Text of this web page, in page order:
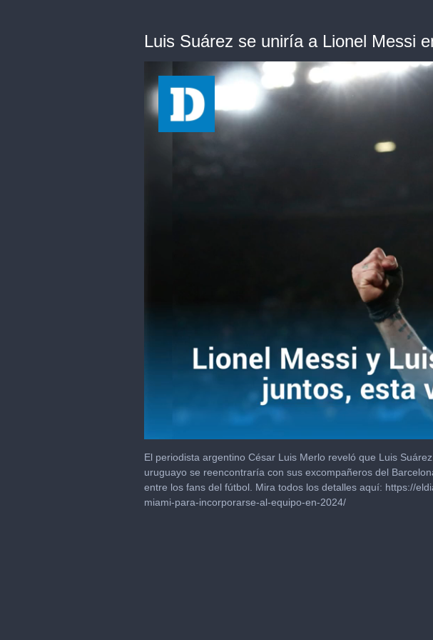
Luis Suárez se uniría a Lionel Messi
of
minute,
32
secondsVolume
El periodista argentino César Luis Merlo reveló que Luis
uruguayo se reencontraría con sus excompañeros del
entre los fans del fútbol. Mira todos los detalles aquí: https://
miami-para-incorporarse-al-equipo-en-2024/